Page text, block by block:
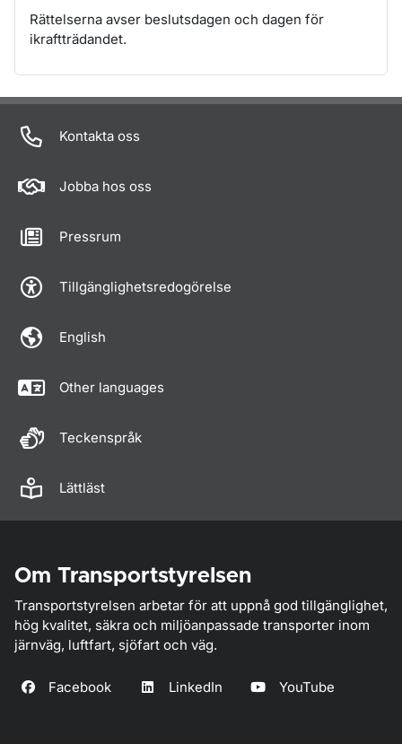
Rättelserna avser beslutsdagen och dagen för
ikraftträdandet.
Om sidan
Kontakta oss
Jobba hos oss
Pressrum
Tillgänglighetsredogörelse
English
Other languages
Teckenspråk
Lättläst
Om Transportstyrelsen
Transportstyrelsen arbetar för att uppnå god tillgänglighet,
hög kvalitet, säkra och miljöanpassade transporter inom
järnväg, luftfart, sjöfart och väg.
Facebook LinkedIn YouTube